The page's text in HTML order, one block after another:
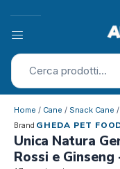
Home / Cane / Snack Cane /
Brand GHEDA PET
Unica Natura
Rossi e